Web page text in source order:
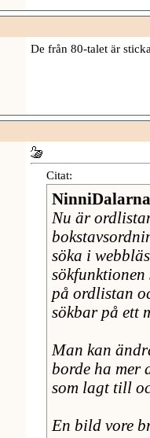
De från 80-talet är
Citat:
NinniDalarna
Nu är
söka i
sökfunktionen
på ordlistan
sökbar på ett
Man kan
borde ha mer
som lagt till
En bild vore